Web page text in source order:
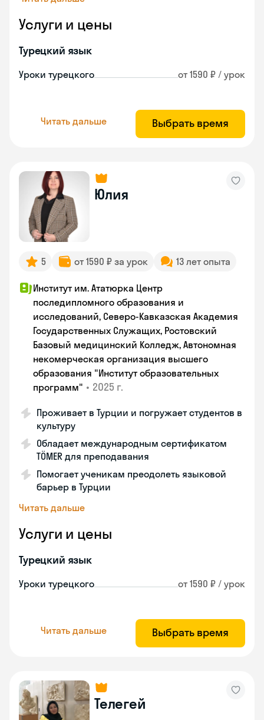
Услуги и цены
Турецкий язык
Уроки турецкого от 1590 ₽ / урок
Читать дальше Выбрать время
Юлия
5 от 1590 ₽ за урок 13 лет опыта
Институт им. Ататюрка Центр
последипломного образования и
исследований, Северо-Кавказская Академия
Государственных Служащих, Ростовский
Базовый медицинский Колледж, Автономная
некомерческая организация высшего
образования "Институт образовательных
программ" • 2025 г.
Проживает в Турции и погружает студентов в
культуру
Обладает международным сертификатом
TÖMER для преподавания
Помогает ученикам преодолеть языковой
барьер в Турции
Читать дальше
Услуги и цены
Турецкий язык
Уроки турецкого от 1590 ₽ / урок
Читать дальше Выбрать время
Телегей